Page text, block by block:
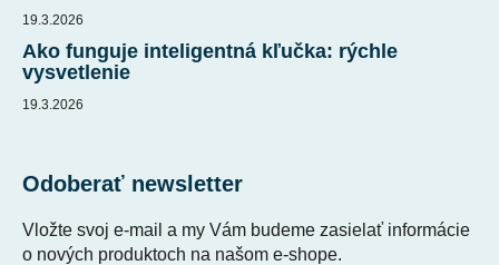
19.3.2026
Ako funguje inteligentná kľučka: rýchle
vysvetlenie
19.3.2026
Odoberať newsletter
Vložte svoj e-mail a my Vám budeme zasielať informácie
o nových produktoch na našom e-shope.